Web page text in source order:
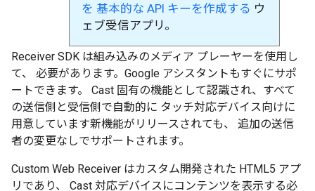
を 基本的な API キーを作成する ウ
ェブ受信アプリ。
Receiver SDK は組み込みのメディア プレーヤーを使用し
て、 必要があります。Google アシスタントもすぐにサポ
ートできます。 Cast 固有の機能として認識され、すべて
の送信側と受信側で自動的に タッチ対応デバイス向けに
用意しています新機能がリリースされても、 追加の送信
者の変更なしでサポートされます。
Custom Web Receiver はカスタム開発された HTML5 アプ
リであり、 Cast 対応デバイスにコンテンツを表示する必